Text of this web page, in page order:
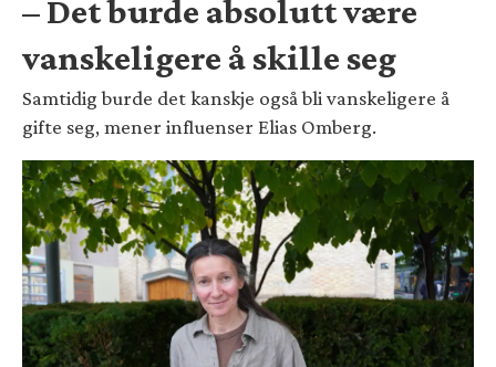
– Det burde absolutt være
vanskeligere å skille seg
Samtidig burde det kanskje også bli vanskeligere å
gifte seg, mener influenser Elias Omberg.